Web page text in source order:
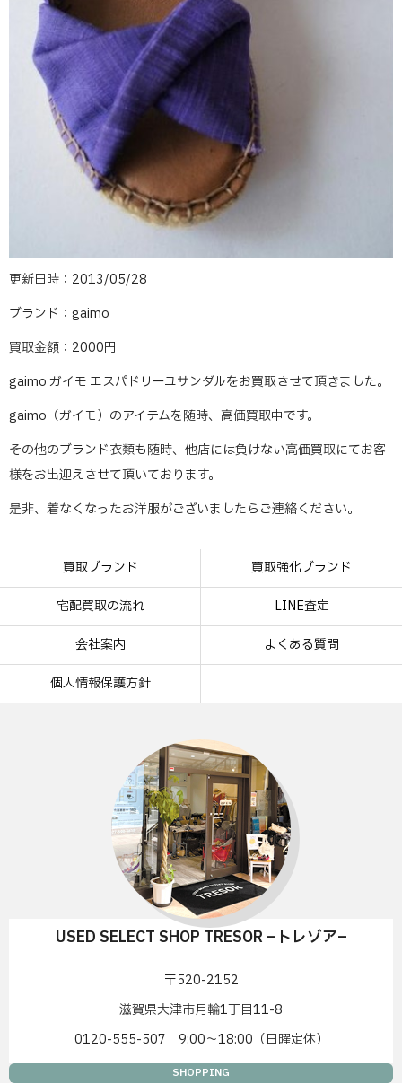
更新日時：2013/05/28
ブランド：gaimo
買取金額：2000円
gaimo ガイモ エスパドリーユサンダルをお買取させて頂きました。
gaimo（ガイモ）のアイテムを随時、高価買取中です。
その他のブランド衣類も随時、他店には負けない高価買取にてお客
様をお出迎えさせて頂いております。
是非、着なくなったお洋服がございましたらご連絡ください。
買取ブランド 買取強化ブランド
宅配買取の流れ LINE査定
会社案内 よくある質問
個人情報保護方針
USED SELECT SHOP TRESOR –トレゾア–
〒520-2152
滋賀県大津市月輪1丁目11-8
0120-555-507 9:00〜18:00（日曜定休）
SHOPPING